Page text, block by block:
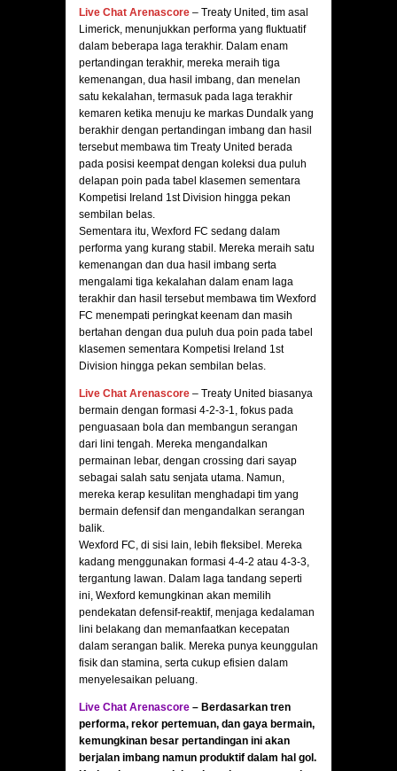
Live Chat Arenascore – Treaty United, tim asal
Limerick, menunjukkan performa yang fluktuatif
dalam beberapa laga terakhir. Dalam enam
pertandingan terakhir, mereka meraih tiga
kemenangan, dua hasil imbang, dan menelan
satu kekalahan, termasuk pada laga terakhir
kemaren ketika menuju ke markas Dundalk yang
berakhir dengan pertandingan imbang dan hasil
tersebut membawa tim Treaty United berada
pada posisi keempat dengan koleksi dua puluh
delapan poin pada tabel klasemen sementara
Kompetisi Ireland 1st Division hingga pekan
sembilan belas.
Sementara itu, Wexford FC sedang dalam
performa yang kurang stabil. Mereka meraih satu
kemenangan dan dua hasil imbang serta
mengalami tiga kekalahan dalam enam laga
terakhir dan hasil tersebut membawa tim Wexford
FC menempati peringkat keenam dan masih
bertahan dengan dua puluh dua poin pada tabel
klasemen sementara Kompetisi Ireland 1st
Division hingga pekan sembilan belas.
Live Chat Arenascore – Treaty United biasanya
bermain dengan formasi 4-2-3-1, fokus pada
penguasaan bola dan membangun serangan
dari lini tengah. Mereka mengandalkan
permainan lebar, dengan crossing dari sayap
sebagai salah satu senjata utama. Namun,
mereka kerap kesulitan menghadapi tim yang
bermain defensif dan mengandalkan serangan
balik.
Wexford FC, di sisi lain, lebih fleksibel. Mereka
kadang menggunakan formasi 4-4-2 atau 4-3-3,
tergantung lawan. Dalam laga tandang seperti
ini, Wexford kemungkinan akan memilih
pendekatan defensif-reaktif, menjaga kedalaman
lini belakang dan memanfaatkan kecepatan
dalam serangan balik. Mereka punya keunggulan
fisik dan stamina, serta cukup efisien dalam
menyelesaikan peluang.
Live Chat Arenascore – Berdasarkan tren
performa, rekor pertemuan, dan gaya bermain,
kemungkinan besar pertandingan ini akan
berjalan imbang namun produktif dalam hal gol.